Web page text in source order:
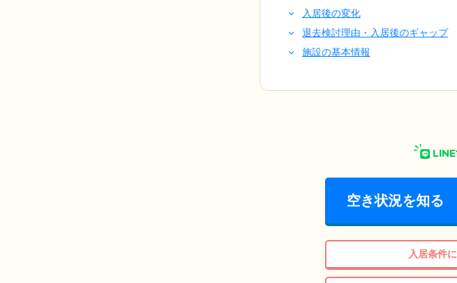
入居後の変化
退去検討理由・入居後のギャップ
施設の基本情報
LINE
空き状況を知る
入居条件